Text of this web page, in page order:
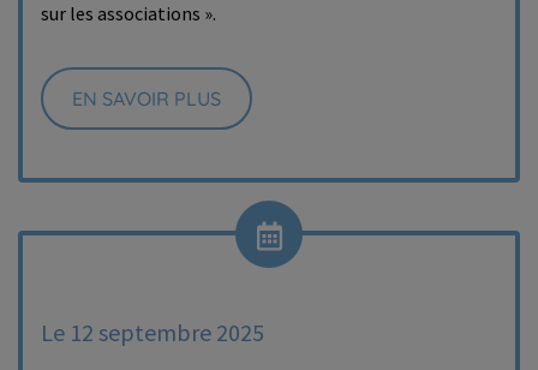
sur les associations ».
EN SAVOIR PLUS
Le 12 septembre 2025